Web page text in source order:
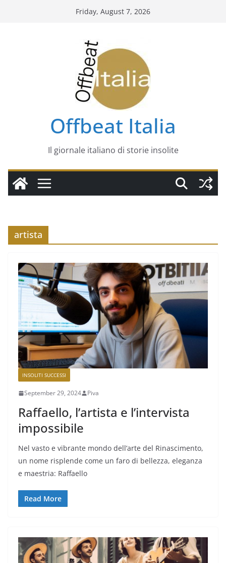
Friday, August 7, 2026
Offbeat Italia
Il giornale italiano di storie insolite
artista
INSOLITI SUCCESSI
September 29, 2024 Piva
Raffaello, l’artista e l’intervista
impossibile
Nel vasto e vibrante mondo dell’arte del Rinascimento,
un nome risplende come un faro di bellezza, eleganza
e maestria: Raffaello
Read More